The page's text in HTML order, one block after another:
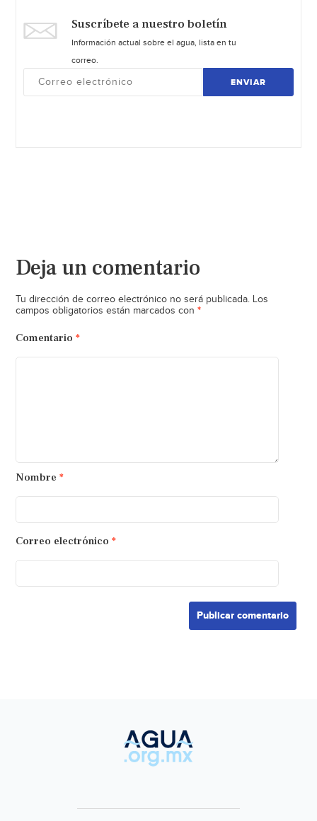
Suscríbete a nuestro boletín
Información actual sobre el agua, lista en tu
correo.
ENVIAR
Deja un comentario
Tu dirección de correo electrónico no será publicada. Los
campos obligatorios están marcados con *
Comentario *
Nombre *
Correo electrónico *